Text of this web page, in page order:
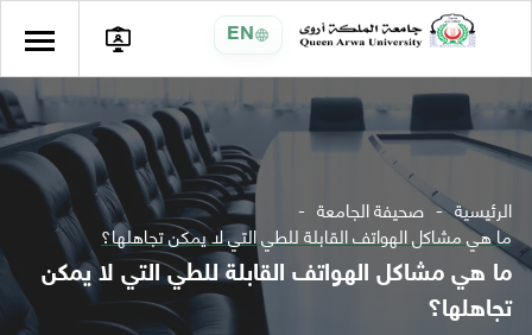
EN
الرئيسية صحيفة الجامعة
ما هي مشاكل الهواتف القابلة للطي التي لا يمكن تجاهلها؟
ما هي مشاكل الهواتف القابلة للطي التي لا يمكن
تجاهلها؟